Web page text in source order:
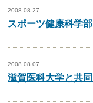
2008.08.27
スポーツ健康科学
2008.08.07
滋賀医科大学と共